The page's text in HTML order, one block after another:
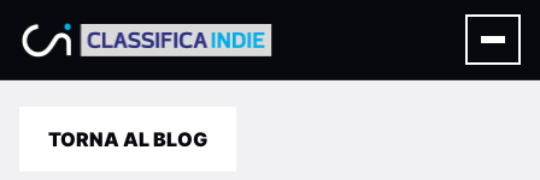
TORNA AL BLOG